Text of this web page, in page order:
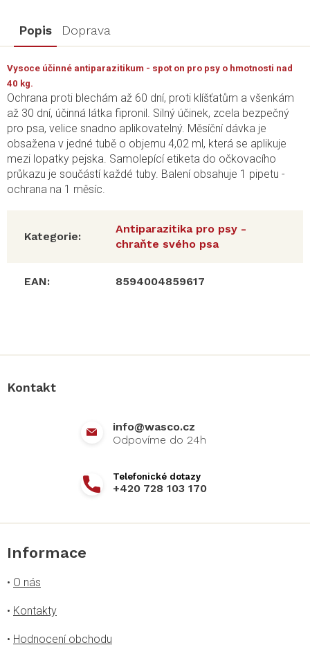
Popis Doprava
Vysoce účinné antiparazitikum - spot on pro psy o hmotnosti nad
40 kg.
Ochrana proti blechám až 60 dní, proti klíšťatům a všenkám
až 30 dní, účinná látka fipronil. Silný účinek, zcela bezpečný
pro psa, velice snadno aplikovatelný. Měsíční dávka je
obsažena v jedné tubě o objemu 4,02 ml, která se aplikuje
mezi lopatky pejska. Samolepící etiketa do očkovacího
průkazu je součástí každé tuby. Balení obsahuje 1 pipetu -
ochrana na 1 měsíc.
Kategorie:
Antiparazitika pro psy -
chraňte svého psa
EAN: 8594004859617
Kontakt
info@wasco.cz
+420 728 103 170
Informace
• O nás
• Kontakty
• Hodnocení obchodu